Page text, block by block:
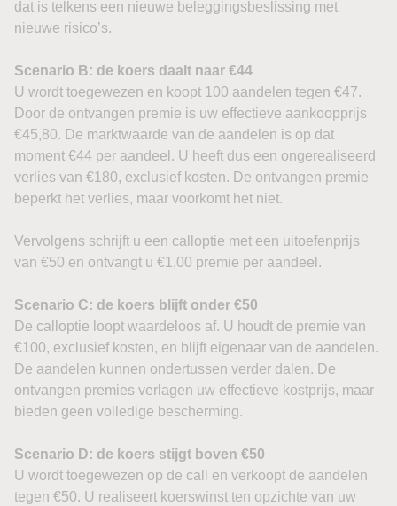
dat is telkens een nieuwe beleggingsbeslissing met
nieuwe risico’s.
Scenario B: de koers daalt naar €44
U wordt toegewezen en koopt 100 aandelen tegen €47.
Door de ontvangen premie is uw effectieve aankoopprijs
€45,80. De marktwaarde van de aandelen is op dat
moment €44 per aandeel. U heeft dus een ongerealiseerd
verlies van €180, exclusief kosten. De ontvangen premie
beperkt het verlies, maar voorkomt het niet.
Vervolgens schrijft u een calloptie met een uitoefenprijs
van €50 en ontvangt u €1,00 premie per aandeel.
Scenario C: de koers blijft onder €50
De calloptie loopt waardeloos af. U houdt de premie van
€100, exclusief kosten, en blijft eigenaar van de aandelen.
De aandelen kunnen ondertussen verder dalen. De
ontvangen premies verlagen uw effectieve kostprijs, maar
bieden geen volledige bescherming.
Scenario D: de koers stijgt boven €50
U wordt toegewezen op de call en verkoopt de aandelen
tegen €50. U realiseert koerswinst ten opzichte van uw